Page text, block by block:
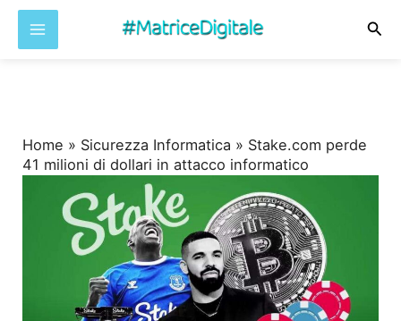
Home » Sicurezza Informatica » Stake.com perde
41 milioni di dollari in attacco informatico